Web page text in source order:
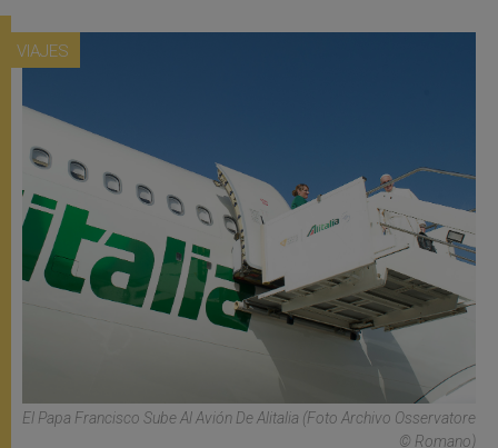
VIAJES
El Papa Francisco Sube Al Avión De Alitalia (Foto Archivo Osservatore
© Romano)